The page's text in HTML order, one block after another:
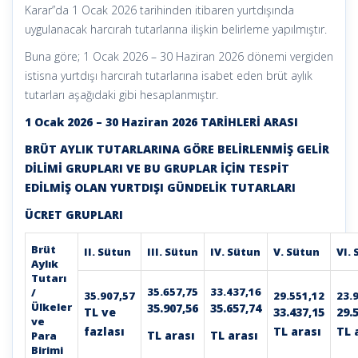
Karar”da 1 Ocak 2026 tarihinden itibaren yurtdışında
uygulanacak harcırah tutarlarına ilişkin belirleme yapılmıştır.
Buna göre; 1 Ocak 2026 – 30 Haziran 2026 dönemi vergiden
istisna yurtdışı harcırah tutarlarına isabet eden brüt aylık
tutarları aşağıdaki gibi hesaplanmıştır.
1 Ocak 2026 – 30 Haziran 2026 TARİHLERİ ARASI
BRÜT AYLIK TUTARLARINA GÖRE BELİRLENMİŞ GELİR
DİLİMİ GRUPLARI VE BU GRUPLAR İÇİN TESPİT
EDİLMİŞ OLAN YURTDIŞI GÜNDELİK TUTARLARI
ÜCRET GRUPLARI
Brüt
Aylık
Tutarı
/
Ülkeler
ve
Para
Birimi
II. Sütun III. Sütun IV. Sütun V. Sütun VI.
35.907,57
TL ve
fazlası
35.657,75
35.907,56
TL arası
33.437,16
35.657,74
TL arası
29.551,12
33.437,15
TL arası
TL